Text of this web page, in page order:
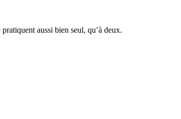
aussi bien seul, qu’à deux.